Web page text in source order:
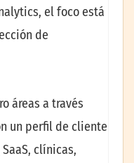
el foco está
de
áreas a través
un perfil de cliente
clínicas,